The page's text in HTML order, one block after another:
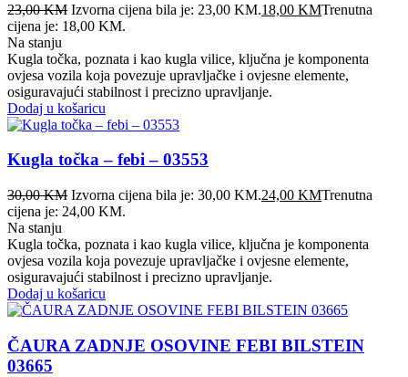
23,00KM Izvorna cijena bila je: 23,00 KM.18,00 KMTrenutna
cijena je: 18,00 KM.
Na stanju
Kugla točka, poznata i kao kugla vilice, ključna je komponenta
ovjesa vozila koja povezuje upravljačke i ovjesne elemente,
osiguravajući stabilnost i precizno upravljanje.
Dodaj u košaricu
Kugla točka – febi – 03553
30,00KM Izvorna cijena bila je: 30,00 KM.24,00 KMTrenutna
cijena je: 24,00 KM.
Na stanju
Kugla točka, poznata i kao kugla vilice, ključna je komponenta
ovjesa vozila koja povezuje upravljačke i ovjesne elemente,
osiguravajući stabilnost i precizno upravljanje.
Dodaj u košaricu
ČAURA ZADNJE OSOVINE FEBI BILSTEIN
03665